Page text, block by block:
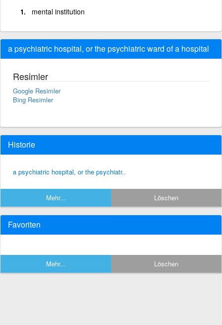
mental institution
a psychiatric hospital, or the psychiatric ward of a hospital
Resimler
Google Resimler
Bing Resimler
Historie
a psychiatric hospital, or the psychiatr..
Mehr... Löschen
Favoriten
Mehr... Löschen